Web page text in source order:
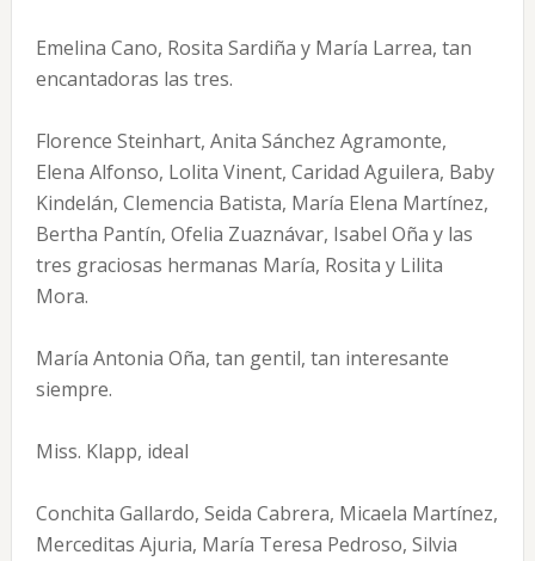
Emelina Cano, Rosita Sardiña y María Larrea, tan
encantadoras las tres.
Florence Steinhart, Anita Sánchez Agramonte,
Elena Alfonso, Lolita Vinent, Caridad Aguilera, Baby
Kindelán, Clemencia Batista, María Elena Martínez,
Bertha Pantín, Ofelia Zuaznávar, Isabel Oña y las
tres graciosas hermanas María, Rosita y Lilita
Mora.
María Antonia Oña, tan gentil, tan interesante
siempre.
Miss. Klapp, ideal
Conchita Gallardo, Seida Cabrera, Micaela Martínez,
Merceditas Ajuria, María Teresa Pedroso, Silvia